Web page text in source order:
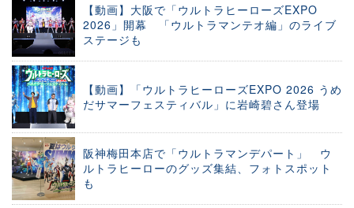
【動画】大阪で「ウルトラヒーローズEXPO
2026」開幕 「ウルトラマンテオ編」のライブ
ステージも
【動画】「ウルトラヒーローズEXPO 2026 うめ
だサマーフェスティバル」に岩崎碧さん登場
阪神梅田本店で「ウルトラマンデパート」 ウ
ルトラヒーローのグッズ集結、フォトスポット
も